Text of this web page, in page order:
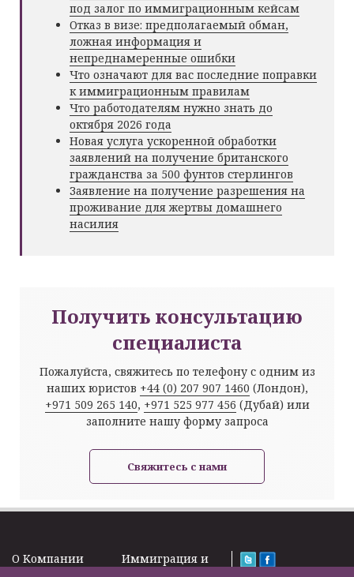
под залог по иммиграционным кейсам
Отказ в визе: предполагаемый обман,
ложная информация и
непреднамеренные ошибки
Что означают для вас последние поправки
к иммиграционным правилам
Что работодателям нужно знать до
октября 2026 года
Новая услуга ускоренной обработки
заявлений на получение британского
гражданства за 500 фунтов стерлингов
Заявление на получение разрешения на
проживание для жертвы домашнего
насилия
Получить консультацию
специалиста
Пожалуйста, свяжитесь по телефону с одним из
наших юристов +44 (0) 207 907 1460 (Лондон),
+971 509 265 140, +971 525 977 456 (Дубай) или
заполните нашу форму запроса
Свяжитесь с нами
O Kомпании
Иммиграция и